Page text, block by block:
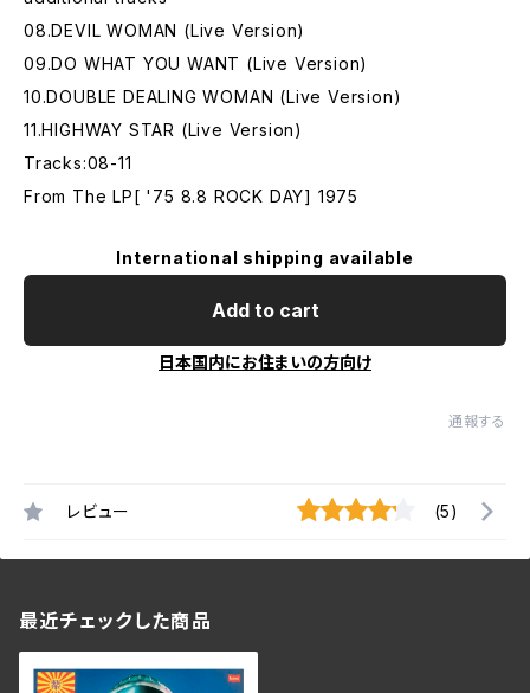
08.DEVIL WOMAN (Live Version)
09.DO WHAT YOU WANT (Live Version)
10.DOUBLE DEALING WOMAN (Live Version)
11.HIGHWAY STAR (Live Version)
Tracks:08-11
From The LP[ '75 8.8 ROCK DAY] 1975
International shipping available
Add to cart
日本国内にお住まいの方向け
通報する
レビュー (5)
最近チェックした商品